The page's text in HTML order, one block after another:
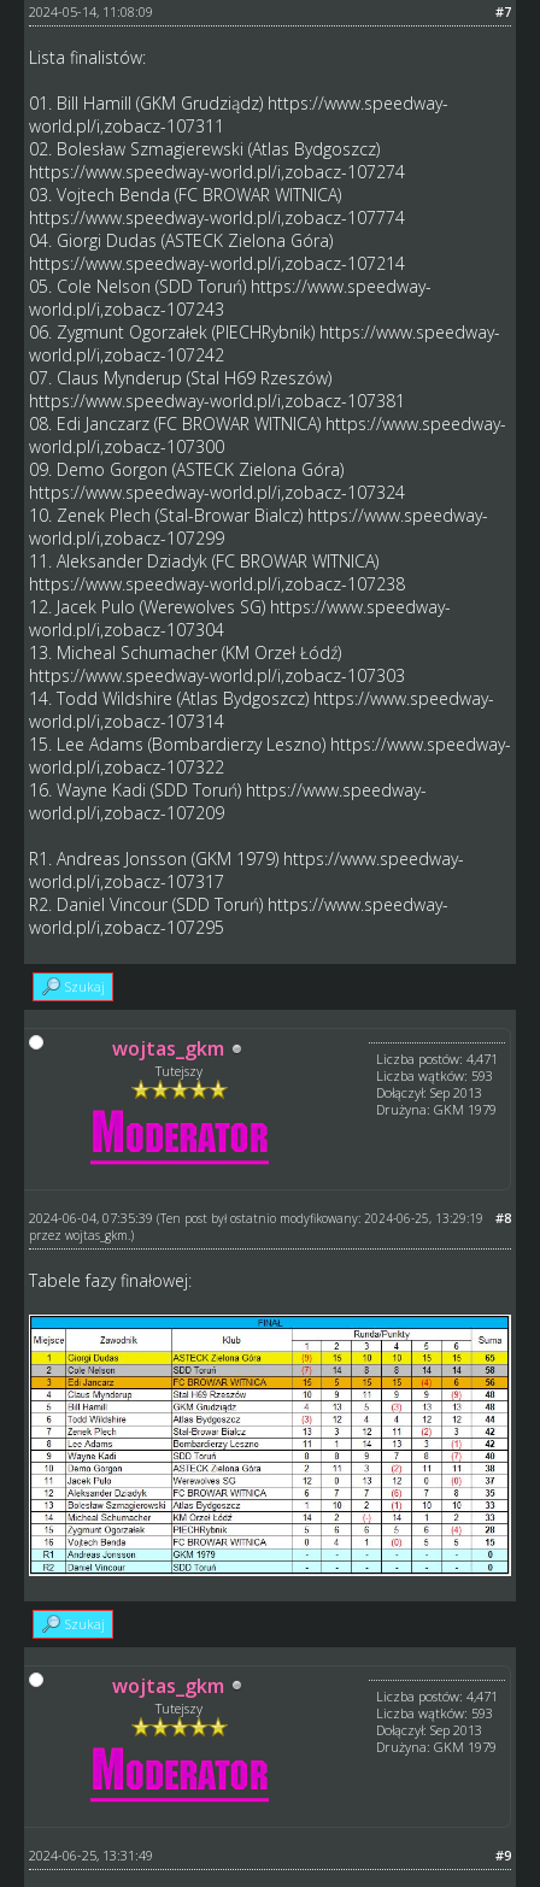
#7
2024-05-14, 11:08:09
Lista finalistów:
01. Bill Hamill (GKM Grudziądz) https://www.speedway-
world.pl/i,zobacz-107311
02. Bolesław Szmagierewski (Atlas Bydgoszcz)
https://www.speedway-world.pl/i,zobacz-107274
03. Vojtech Benda (FC BROWAR WITNICA)
https://www.speedway-world.pl/i,zobacz-107774
04. Giorgi Dudas (ASTECK Zielona Góra)
https://www.speedway-world.pl/i,zobacz-107214
05. Cole Nelson (SDD Toruń) https://www.speedway-
world.pl/i,zobacz-107243
06. Zygmunt Ogorzałek (PIECHRybnik) https://www.speedway-
world.pl/i,zobacz-107242
07. Claus Mynderup (Stal H69 Rzeszów)
https://www.speedway-world.pl/i,zobacz-107381
08. Edi Janczarz (FC BROWAR WITNICA) https://www.speedway-
world.pl/i,zobacz-107300
09. Demo Gorgon (ASTECK Zielona Góra)
https://www.speedway-world.pl/i,zobacz-107324
10. Zenek Plech (Stal-Browar Bialcz) https://www.speedway-
world.pl/i,zobacz-107299
11. Aleksander Dziadyk (FC BROWAR WITNICA)
https://www.speedway-world.pl/i,zobacz-107238
12. Jacek Pulo (Werewolves SG) https://www.speedway-
world.pl/i,zobacz-107304
13. Micheal Schumacher (KM Orzeł Łódź)
https://www.speedway-world.pl/i,zobacz-107303
14. Todd Wildshire (Atlas Bydgoszcz) https://www.speedway-
world.pl/i,zobacz-107314
15. Lee Adams (Bombardierzy Leszno) https://www.speedway-
world.pl/i,zobacz-107322
16. Wayne Kadi (SDD Toruń) https://www.speedway-
world.pl/i,zobacz-107209
R1. Andreas Jonsson (GKM 1979) https://www.speedway-
world.pl/i,zobacz-107317
R2. Daniel Vincour (SDD Toruń) https://www.speedway-
world.pl/i,zobacz-107295
Szukaj
wojtas_gkm
Tutejszy
Liczba postów: 4,471
Liczba wątków: 593
Dołączył: Sep 2013
Drużyna: GKM 1979
#8
2024-06-04, 07:35:39 (Ten post był ostatnio modyfikowany: 2024-06-25, 13:29:19
przez wojtas_gkm.)
Tabele fazy finałowej:
Szukaj
wojtas_gkm
Tutejszy
Liczba postów: 4,471
Liczba wątków: 593
Dołączył: Sep 2013
Drużyna: GKM 1979
#9
2024-06-25, 13:31:49